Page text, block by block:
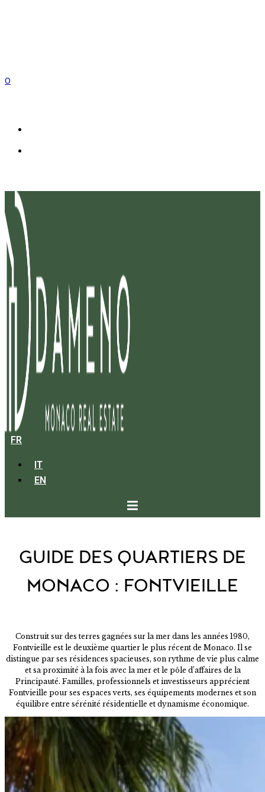
0
FR
IT
EN
GUIDE DES QUARTIERS DE
MONACO : FONTVIEILLE
Construit sur des terres gagnées sur la mer dans les années 1980,
Fontvieille est le deuxième quartier le plus récent de Monaco. Il se
distingue par ses résidences spacieuses, son rythme de vie plus calme
et sa proximité à la fois avec la mer et le pôle d’affaires de la
Principauté. Familles, professionnels et investisseurs apprécient
Fontvieille pour ses espaces verts, ses équipements modernes et son
équilibre entre sérénité résidentielle et dynamisme économique.